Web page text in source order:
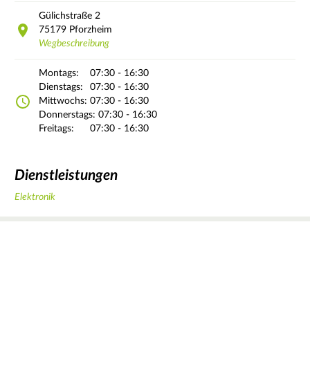
Gülichstraße 2
75179 Pforzheim
Wegbeschreibung
Montags:
07:30 - 16:30
Dienstags:
07:30 - 16:30
Mittwochs: 07:30 - 16:30
Donnerstags: 07:30 - 16:30
Freitags:
07:30 - 16:30
Dienstleistungen
Elektronik